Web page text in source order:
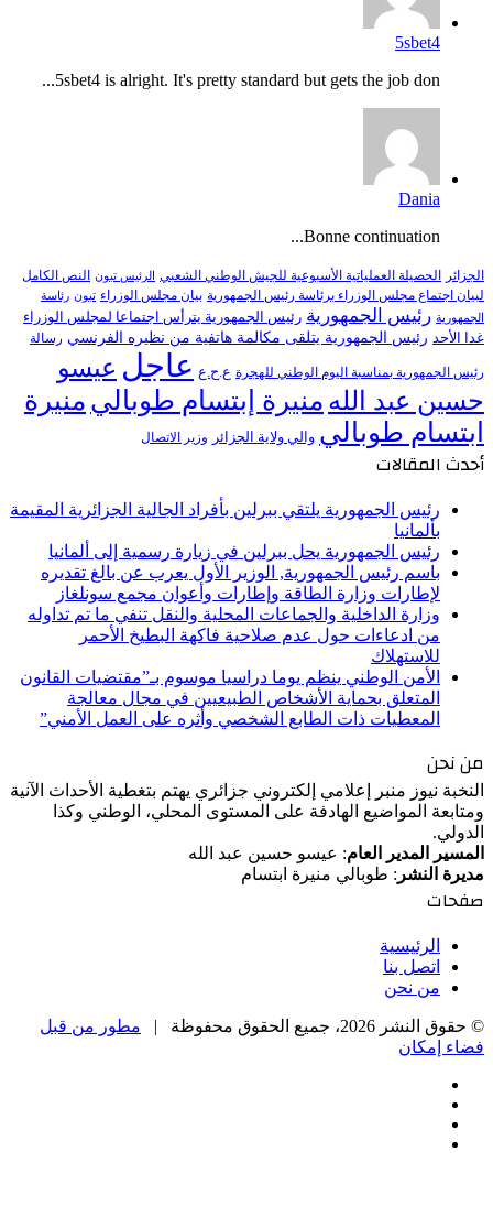
5sbet4
5sbet4 is alright. It's pretty standard but gets the job don...
Dania
Bonne continuation...
الجزائر الحصيلة العملياتية الأسبوعية للجيش الوطني الشعبي الرئيس تبون النص الكامل
لبيان اجتماع مجلس الوزراء برئاسة رئيس الجمهورية بيان مجلس الوزراء تبون رئاسة
الجمهورية رئيس الجمهورية رئيس الجمهورية يترأس اجتماعا لمجلس الوزراء
غدا الأحد رئيس الجمهورية يتلقى مكالمة هاتفية من نظيره الفرنسي رسالة
رئيس الجمهورية بمناسبة اليوم الوطني للهجرة ع.ح.ع عاجل عيسو
حسين عبد الله منيرة إبتسام طوبالي منيرة
ابتسام طوبالي والي ولاية الجزائر وزير الاتصال
أحدث المقالات
رئيس الجمهورية يلتقي ببرلين بأفراد الجالية الجزائرية المقيمة
بألمانيا
رئيس الجمهورية يحل ببرلين في زيارة رسمية إلى ألمانيا
باسم رئيس الجمهورية, الوزير الأول يعرب عن بالغ تقديره
لإطارات وزارة الطاقة وإطارات وأعوان مجمع سونلغاز
وزارة الداخلية والجماعات المحلية والنقل تنفي ما تم تداوله
من ادعاءات حول عدم صلاحية فاكهة البطيخ الأحمر
للاستهلاك
الأمن الوطني ينظم يوما دراسيا موسوم بـ”مقتضيات القانون
المتعلق بحماية الأشخاص الطبيعيين في مجال معالجة
المعطيات ذات الطابع الشخصي وأثره على العمل الأمني”
من نحن
النخبة نيوز منبر إعلامي إلكتروني جزائري يهتم بتغطية الأحداث الآنية
ومتابعة المواضيع الهادفة على المستوى المحلي، الوطني وكذا
الدولي.
المسير المدير العام: عيسو حسين عبد الله
مديرة النشر : طوبالي منيرة ابتسام
صفحات
الرئيسية
اتصل بنا
من نحن
© حقوق النشر 2026، جميع الحقوق محفوظة |
مطور من قبل
فضاء إمكان